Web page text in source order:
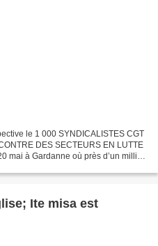
le 1 000 SYNDICALISTES CGT
DES SECTEURS EN LUTTE
mai à Gardanne où près d’un millier
Ite misa est